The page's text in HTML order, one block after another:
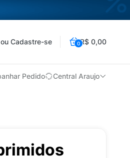
Cadastre-se 0R$ 0,00
Pedido Central Araujo